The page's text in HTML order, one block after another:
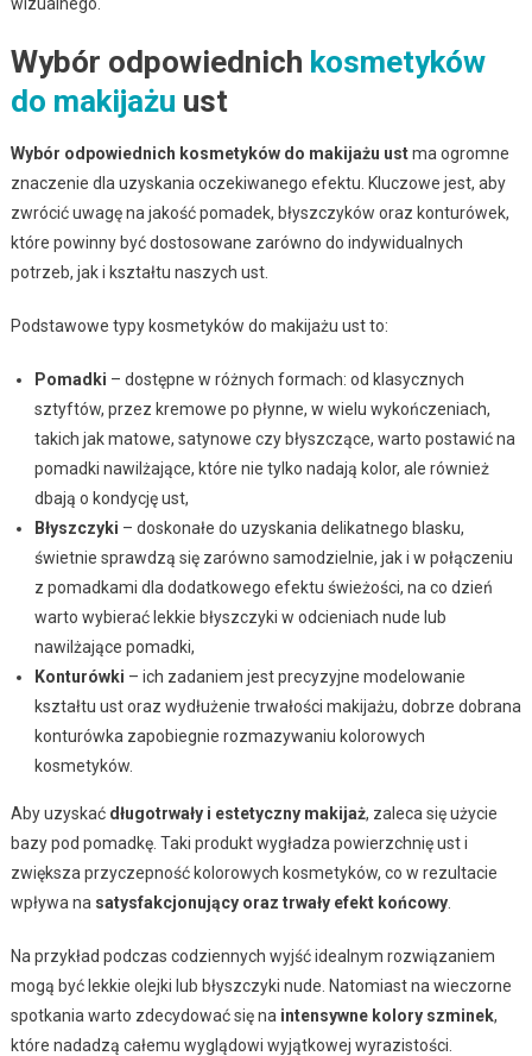
Wybór odpowiednich kosmetyków
do makijażu ust
Wybór odpowiednich kosmetyków do makijażu ustma ogromne
znaczenie dla uzyskania oczekiwanego efektu. Kluczowe jest, aby
zwrócić uwagę na jakość pomadek, błyszczyków oraz konturówek,
które powinny być dostosowane zarówno do indywidualnych
potrzeb, jak i kształtu naszych ust.
Podstawowe typy kosmetyków do makijażu ust to:
Pomadki – dostępne w różnych formach: od klasycznych
sztyftów, przez kremowe po płynne, w wielu wykończeniach,
takich jak matowe, satynowe czy błyszczące, warto postawić na
pomadki nawilżające, które nie tylko nadają kolor, ale również
dbają o kondycję ust,
Błyszczyki – doskonałe do uzyskania delikatnego blasku,
świetnie sprawdzą się zarówno samodzielnie, jak i w połączeniu
z pomadkami dla dodatkowego efektu świeżości, na co dzień
warto wybierać lekkie błyszczyki w odcieniach nude lub
nawilżające pomadki,
Konturówki – ich zadaniem jest precyzyjne modelowanie
kształtu ust oraz wydłużenie trwałości makijażu, dobrze dobrana
konturówka zapobiegnie rozmazywaniu kolorowych
kosmetyków.
Aby uzyskać długotrwały i estetyczny makijaż, zaleca się użycie
bazy pod pomadkę. Taki produkt wygładza powierzchnię ust i
zwiększa przyczepność kolorowych kosmetyków, co w rezultacie
wpływa na satysfakcjonujący oraz trwały efekt końcowy.
Na przykład podczas codziennych wyjść idealnym rozwiązaniem
mogą być lekkie olejki lub błyszczyki nude. Natomiast na wieczorne
spotkania warto zdecydować się na intensywne kolory szminek,
które nadadzą całemu wyglądowi wyjątkowej wyrazistości.